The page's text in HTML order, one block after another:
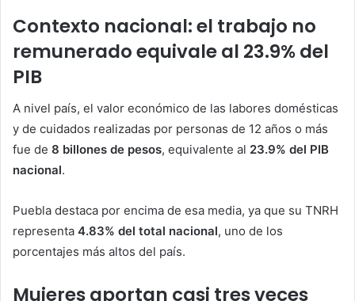
Contexto nacional: el trabajo no
remunerado equivale al 23.9% del
PIB
A nivel país, el valor económico de las labores domésticas
y de cuidados realizadas por personas de 12 años o más
fue de 8 billones de pesos, equivalente al 23.9% del PIB
nacional.
Puebla destaca por encima de esa media, ya que su TNRH
representa 4.83% del total nacional, uno de los
porcentajes más altos del país.
Mujeres aportan casi tres veces